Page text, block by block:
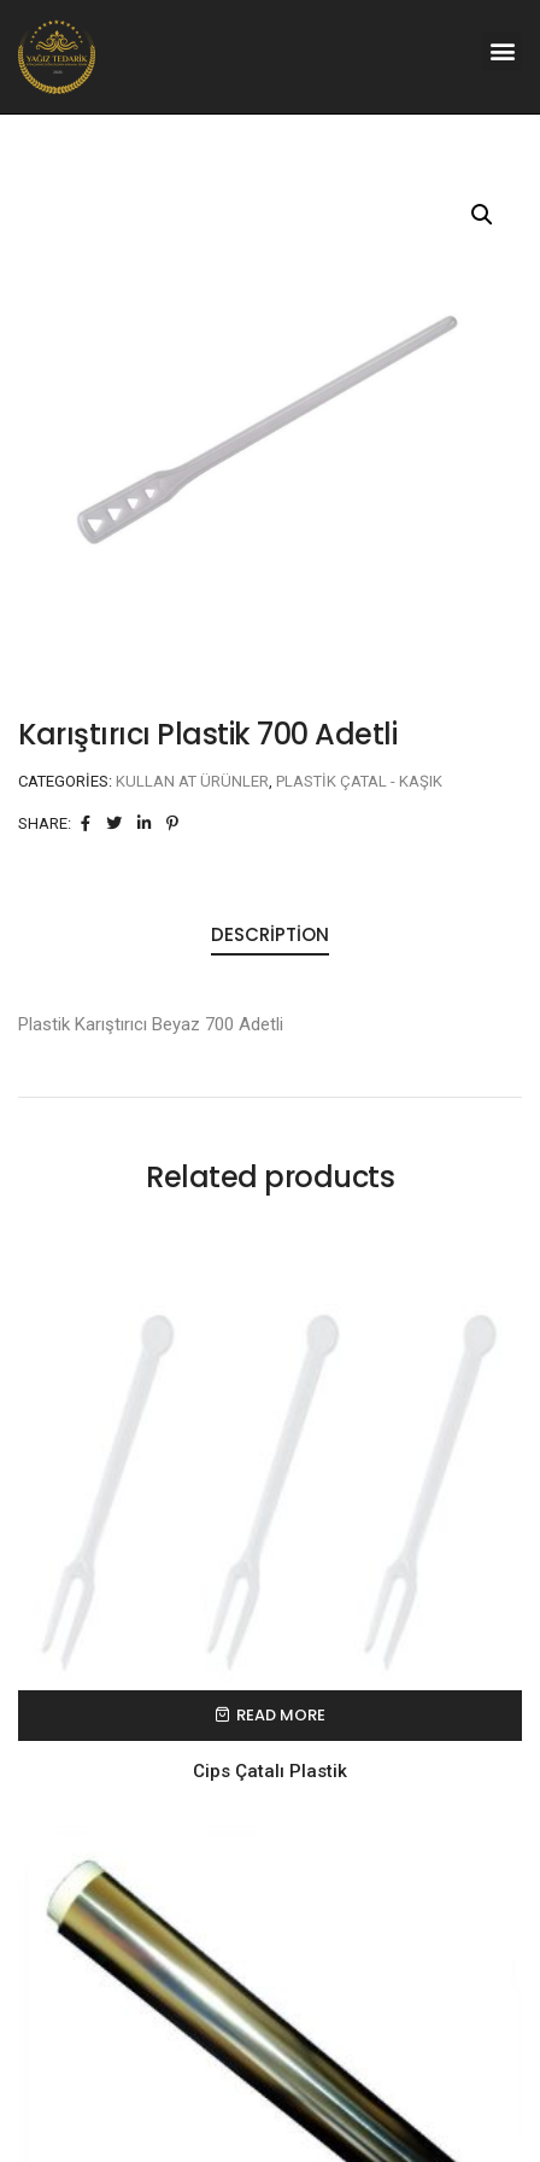
Karıştırıcı Plastik 700 Adetli
CATEGORIES: KULLAN AT ÜRÜNLER, PLASTIK ÇATAL - KAŞIK
SHARE:
DESCRIPTION
Plastik Karıştırıcı Beyaz 700 Adetli
Related products
READ MORE
Cips Çatalı Plastik